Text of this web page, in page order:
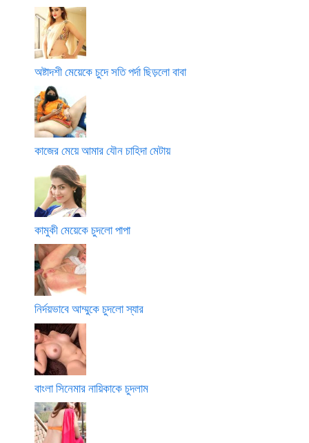
অষ্টাদশী মেয়েকে চুদে সতি পর্দা ছিড়লো বাবা
কাজের মেয়ে আমার যৌন চাহিদা মেটায়
কামুকী মেয়েকে চুদলো পাপা
নির্দয়ভাবে আম্মুকে চুদলো স্যার
বাংলা সিনেমার নায়িকাকে চুদলাম